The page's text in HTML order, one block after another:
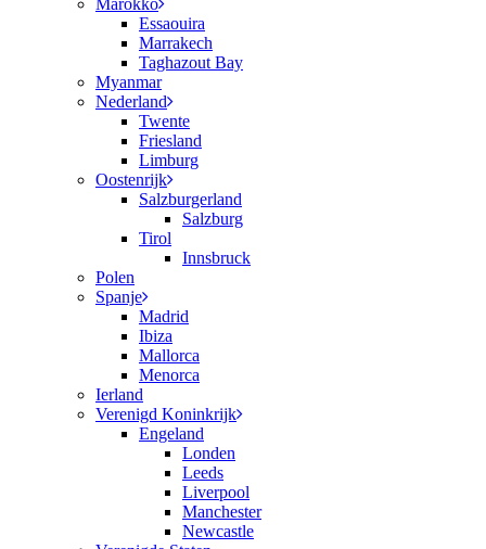
Marokko
Essaouira
Marrakech
Taghazout Bay
Myanmar
Nederland
Twente
Friesland
Limburg
Oostenrijk
Salzburgerland
Salzburg
Tirol
Innsbruck
Polen
Spanje
Madrid
Ibiza
Mallorca
Menorca
Ierland
Verenigd Koninkrijk
Engeland
Londen
Leeds
Liverpool
Manchester
Newcastle